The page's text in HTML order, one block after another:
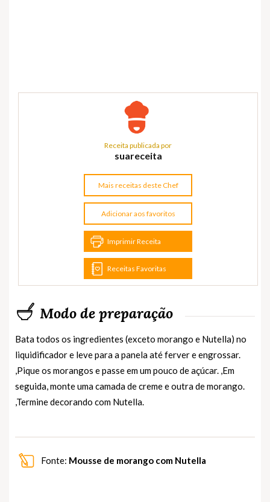
Receita publicada por
suareceita
Mais receitas deste Chef
Adicionar aos favoritos
Imprimir Receita
Receitas Favoritas
Modo de preparação
Bata todos os ingredientes (exceto morango e Nutella) no
liquidificador e leve para a panela até ferver e engrossar.
,Pique os morangos e passe em um pouco de açúcar. ,Em
seguida, monte uma camada de creme e outra de morango.
,Termine decorando com Nutella.
Fonte: Mousse de morango com Nutella